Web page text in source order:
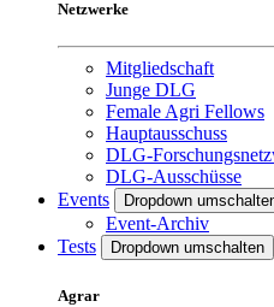
Netzwerke
Mitgliedschaft
Junge DLG
Female Agri Fellows
Hauptausschuss
DLG-
DLG-Ausschüsse
Events
Dropdown
Event-Archiv
Tests
Dropdown umschalten
Agrar